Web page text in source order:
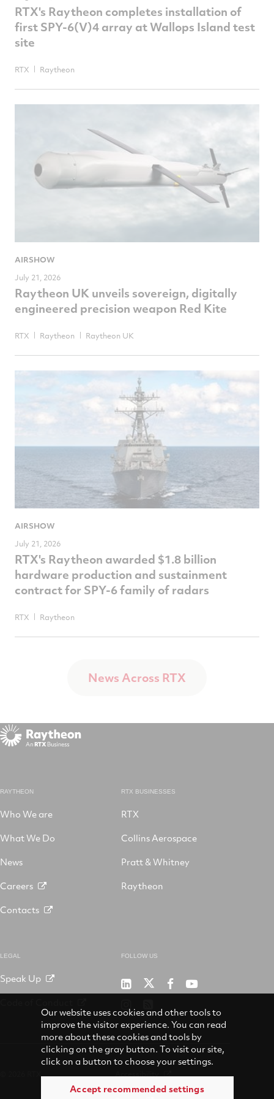
RTX's Raytheon completes installation of
first SPY-6(V)4 array at Wallops Island test
site
RTX Raytheon
AIRSHOW
July 21, 2026
Raytheon UK unveils sovereign, digitally
engineered precision weapon Red Kite
RTX Raytheon Raytheon UK
AIRSHOW
July 21, 2026
RTX's Raytheon awarded $1.8 billion
hardware production and sustainment
contract for SPY-6 family of radars
RTX Raytheon
News Across RTX
RAYTHEON
Who We are
What We Do
News
Careers
Contacts
RTX BUSINESSES
RTX
Collins Aerospace
Pratt & Whitney
Raytheon
LEGAL
Speak Up
FOLLOW US
Raytheon
on
LinkedIn
RTX
on
X
RTX
on
Facebook
RTX
on
YouTube
on
Instagram
Accessibility
Our website uses cookies and other tools to
improve the visitor experience. You can read
more about these cookies and tools by
clicking on the gray button. To visit our site,
click on a button to choose your settings.
Accept recommended settings